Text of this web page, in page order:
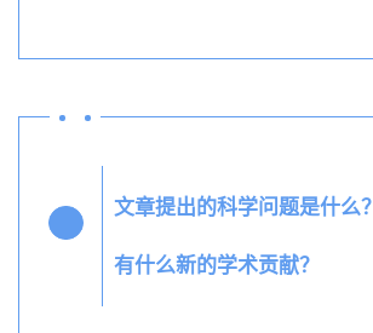
Q2
文章提出的科学问题是什么？
有什么新的学术贡献？